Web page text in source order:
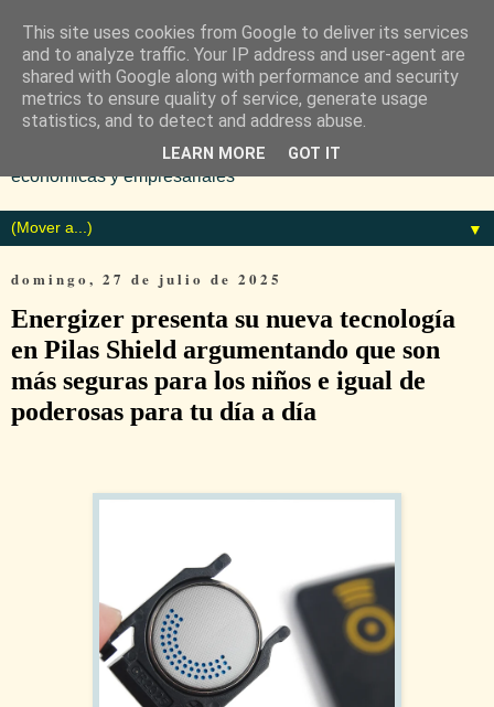
Diario especializado en noticias
económicas y empresariales
▼
domingo, 27 de julio de 2025
Energizer presenta su nueva tecnología
en Pilas Shield argumentando que son
más seguras para los niños e igual de
poderosas para tu día a día
This site uses cookies from Google to deliver its services
and to analyze traffic. Your IP address and user-agent are
shared with Google along with performance and security
metrics to ensure quality of service, generate usage
statistics, and to detect and address abuse.
LEARN MORE GOT IT